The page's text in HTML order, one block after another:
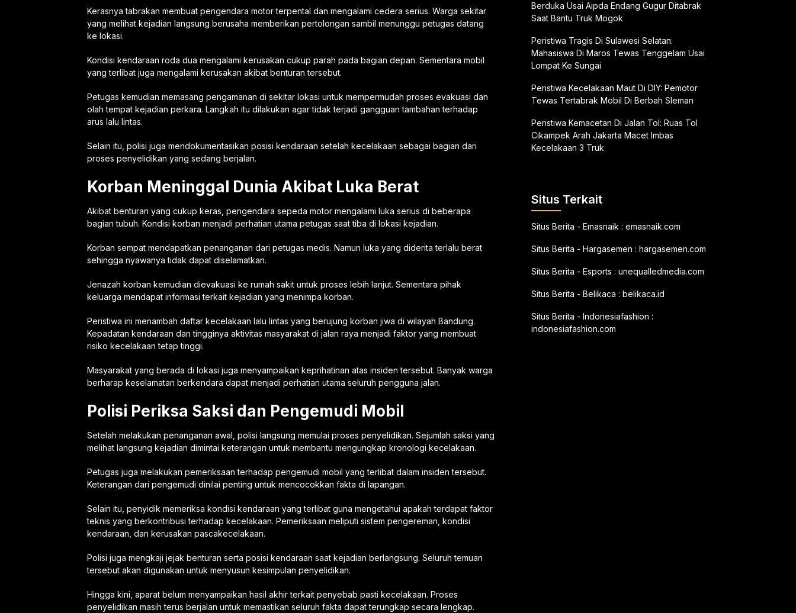
Kerasnya tabrakan membuat pengendara motor terpental dan mengalami cedera serius. Warga sekitar
yang melihat kejadian langsung berusaha memberikan pertolongan sambil menunggu petugas datang
ke lokasi.
Kondisi kendaraan roda dua mengalami kerusakan cukup parah pada bagian depan. Sementara mobil
yang terlibat juga mengalami kerusakan akibat benturan tersebut.
Petugas kemudian memasang pengamanan di sekitar lokasi untuk mempermudah proses evakuasi dan
olah tempat kejadian perkara. Langkah itu dilakukan agar tidak terjadi gangguan tambahan terhadap
arus lalu lintas.
Selain itu, polisi juga mendokumentasikan posisi kendaraan setelah kecelakaan sebagai bagian dari
proses penyelidikan yang sedang berjalan.
Korban Meninggal Dunia Akibat Luka Berat
Akibat benturan yang cukup keras, pengendara sepeda motor mengalami luka serius di beberapa
bagian tubuh. Kondisi korban menjadi perhatian utama petugas saat tiba di lokasi kejadian.
Korban sempat mendapatkan penanganan dari petugas medis. Namun luka yang diderita terlalu berat
sehingga nyawanya tidak dapat diselamatkan.
Jenazah korban kemudian dievakuasi ke rumah sakit untuk proses lebih lanjut. Sementara pihak
keluarga mendapat informasi terkait kejadian yang menimpa korban.
Peristiwa ini menambah daftar kecelakaan lalu lintas yang berujung korban jiwa di wilayah Bandung.
Kepadatan kendaraan dan tingginya aktivitas masyarakat di jalan raya menjadi faktor yang membuat
risiko kecelakaan tetap tinggi.
Masyarakat yang berada di lokasi juga menyampaikan keprihatinan atas insiden tersebut. Banyak warga
berharap keselamatan berkendara dapat menjadi perhatian utama seluruh pengguna jalan.
Polisi Periksa Saksi dan Pengemudi Mobil
Setelah melakukan penanganan awal, polisi langsung memulai proses penyelidikan. Sejumlah saksi yang
melihat langsung kejadian dimintai keterangan untuk membantu mengungkap kronologi kecelakaan.
Petugas juga melakukan pemeriksaan terhadap pengemudi mobil yang terlibat dalam insiden tersebut.
Keterangan dari pengemudi dinilai penting untuk mencocokkan fakta di lapangan.
Selain itu, penyidik memeriksa kondisi kendaraan yang terlibat guna mengetahui apakah terdapat faktor
teknis yang berkontribusi terhadap kecelakaan. Pemeriksaan meliputi sistem pengereman, kondisi
kendaraan, dan kerusakan pascakecelakaan.
Polisi juga mengkaji jejak benturan serta posisi kendaraan saat kejadian berlangsung. Seluruh temuan
tersebut akan digunakan untuk menyusun kesimpulan penyelidikan.
Hingga kini, aparat belum menyampaikan hasil akhir terkait penyebab pasti kecelakaan. Proses
penyelidikan masih terus berjalan untuk memastikan seluruh fakta dapat terungkap secara lengkap.
Berduka Usai Aipda Endang Gugur Ditabrak
Saat Bantu Truk Mogok
Peristiwa Tragis Di Sulawesi Selatan:
Mahasiswa Di Maros Tewas Tenggelam Usai
Lompat Ke Sungai
Peristiwa Kecelakaan Maut Di DIY: Pemotor
Tewas Tertabrak Mobil Di Berbah Sleman
Peristiwa Kemacetan Di Jalan Tol: Ruas Tol
Cikampek Arah Jakarta Macet Imbas
Kecelakaan 3 Truk
Situs Terkait
Situs Berita - Emasnaik : emasnaik.com
Situs Berita - Hargasemen : hargasemen.com
Situs Berita - Esports : unequalledmedia.com
Situs Berita - Belikaca : belikaca.id
Situs Berita - Indonesiafashion :
indonesiafashion.com